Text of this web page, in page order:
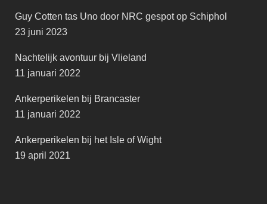
Guy Cotten tas Uno door NRC gespot op Schiphol
23 juni 2023
Nachtelijk avontuur bij Vlieland
11 januari 2022
Ankerperikelen bij Brancaster
11 januari 2022
Ankerperikelen bij het Isle of Wight
19 april 2021